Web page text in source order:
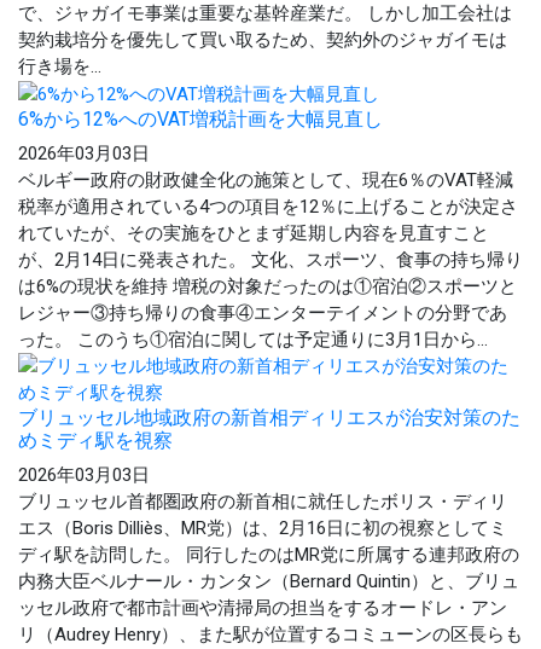
で、ジャガイモ事業は重要な基幹産業だ。 しかし加工会社は
契約栽培分を優先して買い取るため、契約外のジャガイモは
行き場を...
6%から12%へのVAT増税計画を大幅見直し
2026年03月03日
ベルギー政府の財政健全化の施策として、現在6％のVAT軽減
税率が適用されている4つの項目を12％に上げることが決定さ
れていたが、その実施をひとまず延期し内容を見直すこと
が、2月14日に発表された。 文化、スポーツ、食事の持ち帰り
は6%の現状を維持 増税の対象だったのは①宿泊②スポーツと
レジャー③持ち帰りの食事④エンターテイメントの分野であ
った。 このうち①宿泊に関しては予定通りに3月1日から...
ブリュッセル地域政府の新首相ディリエスが治安対策のた
めミディ駅を視察
2026年03月03日
ブリュッセル首都圏政府の新首相に就任したボリス・ディリ
エス（Boris Dilliès、MR党）は、2月16日に初の視察としてミ
ディ駅を訪問した。 同行したのはMR党に所属する連邦政府の
内務大臣ベルナール・カンタン（Bernard Quintin）と、ブリュ
ッセル政府で都市計画や清掃局の担当をするオードレ・アン
リ（Audrey Henry）、また駅が位置するコミューンの区長らも